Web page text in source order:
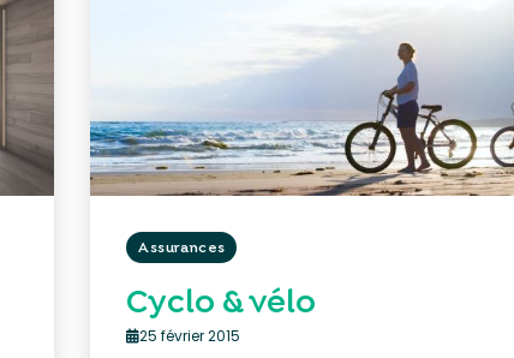
Assurances
Cyclo & vélo
25 février 2015